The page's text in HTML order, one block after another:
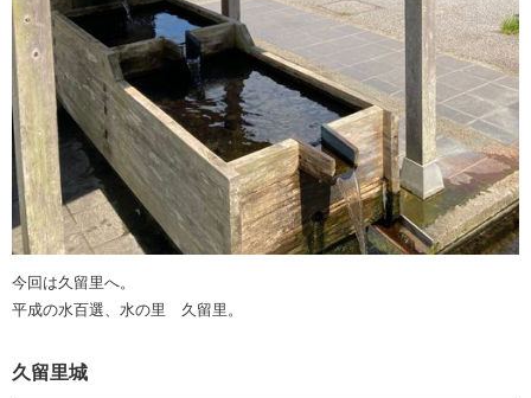
今回は久留里へ。
平成の水百選、水の里 久留里。
久留里城